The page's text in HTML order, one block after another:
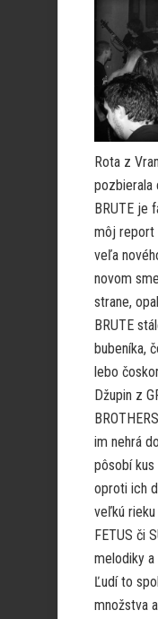
Rota z
pozbierala
BRUTE je
môj report
veľa
novom
strane,
BRUTE
bubeníka,
lebo
Džupin z
im nehrá
pôsobí
oproti ich
veľkú rieku
FETUS či
melodiky a
Ľudí to
množstva